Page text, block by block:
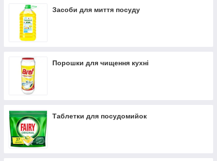
Засоби для миття посуду
Порошки для чищення кухні
Таблетки для посудомийок